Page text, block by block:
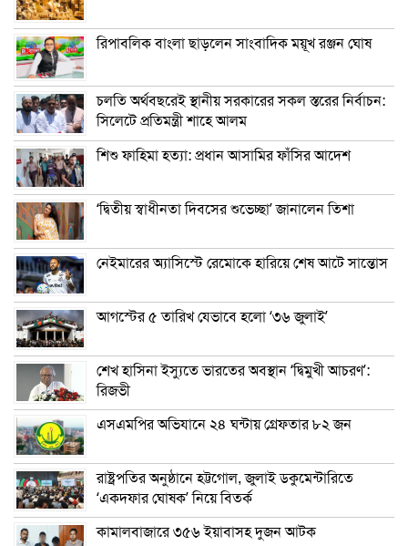
রিপাবলিক বাংলা ছাড়লেন সাংবাদিক ময়ূখ রঞ্জন ঘোষ
চলতি অর্থবছরেই স্থানীয় সরকারের সকল স্তরের নির্বাচন:
সিলেটে প্রতিমন্ত্রী শাহে আলম
শিশু ফাহিমা হত্যা: প্রধান আসামির ফাঁসির আদেশ
‘দ্বিতীয় স্বাধীনতা দিবসের শুভেচ্ছা’ জানালেন তিশা
নেইমারের অ্যাসিস্টে রেমোকে হারিয়ে শেষ আটে সান্তোস
আগস্টের ৫ তারিখ যেভাবে হলো ‘৩৬ জুলাই’
শেখ হাসিনা ইস্যুতে ভারতের অবস্থান ‘দ্বিমুখী আচরণ’:
রিজভী
এসএমপির অভিযানে ২৪ ঘন্টায় গ্রেফতার ৮২ জন
রাষ্ট্রপতির অনুষ্ঠানে হট্টগোল, জুলাই ডকুমেন্টারিতে
‘একদফার ঘোষক’ নিয়ে বিতর্ক
কামালবাজারে ৩৫৬ ইয়াবাসহ দুজন আটক